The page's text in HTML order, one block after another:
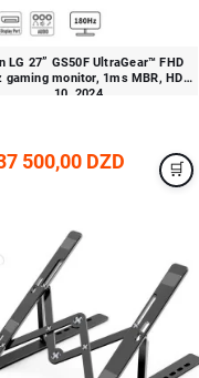
LG 27” GS50F UltraGear™ FHD
gaming monitor, 1ms MBR, HDR
10, 2024
500,00 DZD